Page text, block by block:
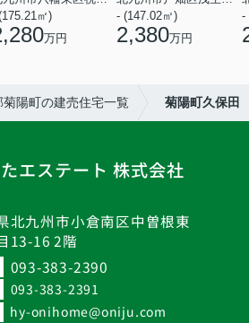
㎡)
万円
- (147.02㎡)
2,380万円
-
菊陽町の建売住宅一覧 菊陽町久保田
エステート 株式会社
北九州市小倉南区中曽根東
13-16 2階
093-383-2390
093-383-2391
hy-onihome@oniju.com